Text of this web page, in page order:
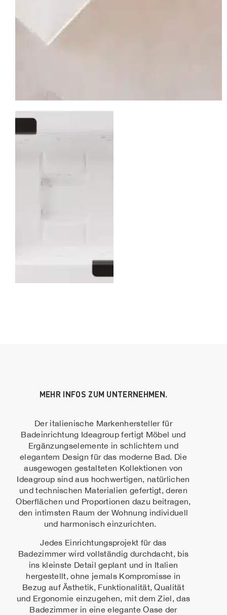
MEHR INFOS ZUM UNTERNEHMEN.
Der italienische Markenhersteller für
Badeinrichtung Ideagroup fertigt Möbel und
Ergänzungselemente in schlichtem und
elegantem Design für das moderne Bad. Die
ausgewogen gestalteten Kollektionen von
Ideagroup sind aus hochwertigen, natürlichen
und technischen Materialien gefertigt, deren
Oberflächen und Proportionen dazu beitragen,
den intimsten Raum der Wohnung individuell
und harmonisch einzurichten.
Jedes Einrichtungsprojekt für das
Badezimmer wird vollständig durchdacht, bis
ins kleinste Detail geplant und in Italien
hergestellt, ohne jemals Kompromisse in
Bezug auf Ästhetik, Funktionalität, Qualität
und Ergonomie einzugehen, mit dem Ziel, das
Badezimmer in eine elegante Oase der